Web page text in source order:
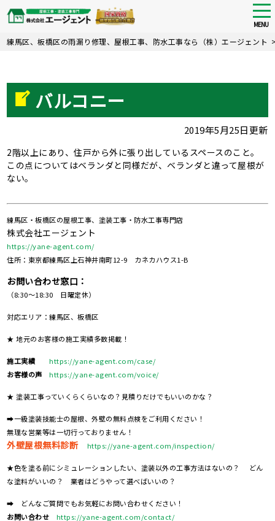
Skip
MENU
練馬区、板橋区の雨漏り修理、屋根工事、防水工事なら（株）エージェント
バルコニー
2019年5月25日更新
2階以上にあり、住戸から外に張り出しているスペースのこと。
この点についてはベランダと同様だが、ベランダと違って屋根が
ない。
練馬区・板橋区の屋根工事、塗装工事・防水工事専門店
株式会社エージェント
https://yane-agent.com/
住所：東京都練馬区上石神井南町12-9 カネカハウス1-B
お問い合わせ窓口：
（8:30～18:30 日曜定休）
対応エリア：練馬区、板橋区
★ 地元のお客様の施工実績多数掲載！
施工実績
https://yane-agent.com/case/
お客様の声
https://yane-agent.com/voice/
★ 塗装工事っていくらくらいなの？見積りだけでもいいのかな？
➡一級塗装技能士の屋根、外壁の無料点検をご利用ください！
無理な営業等は一切行っておりません！
外壁屋根無料診断 https://yane-agent.com/inspection/
★色を塗る前にシミュレーションしたい、塗装以外の工事方法はないの？ どん
な塗料がいいの？ 業者はどうやって選べばいいの？
➡ どんなご質問でもお気軽にお問い合わせください！
お問い合わせ
https://yane-agent.com/contact/